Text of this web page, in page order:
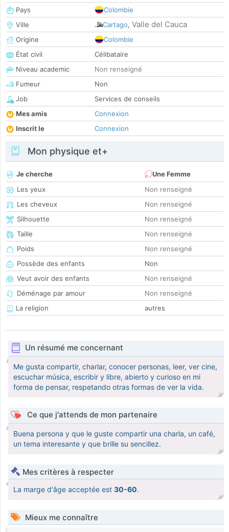
Pays
Colombie
Ville
Cartago, Valle del Cauca
Origine
Colombie
État civil
Célibataire
Niveau academic
Non renseigné
Fumeur
Non
Job
Services de conseils
Mes amis
Connexion
Inscrit le
Connexion
Mon physique et+
Je cherche
Une Femme
Les yeux
Non renseigné
Les cheveux
Non renseigné
Silhouette
Non renseigné
Taille
Non renseigné
Poids
Non renseigné
Possède des enfants
Non
Veut avoir des enfants
Non renseigné
Déménage par amour
Non renseigné
La religion
autres
Un résumé me concernant
Me gusta compartir, charlar, conocer personas, leer, ver cine,
escuchar música, escribir y libre, abierto y curioso en mi
forma de pensar, respetando otras formas de ver la vida.
Ce que j'attends de mon partenaire
Buena persona y que le guste compartir una charla, un café,
un tema interesante y que brille su sencillez.
Mes critères à respecter
La marge d'âge acceptée est 30-60.
Mieux me connaître